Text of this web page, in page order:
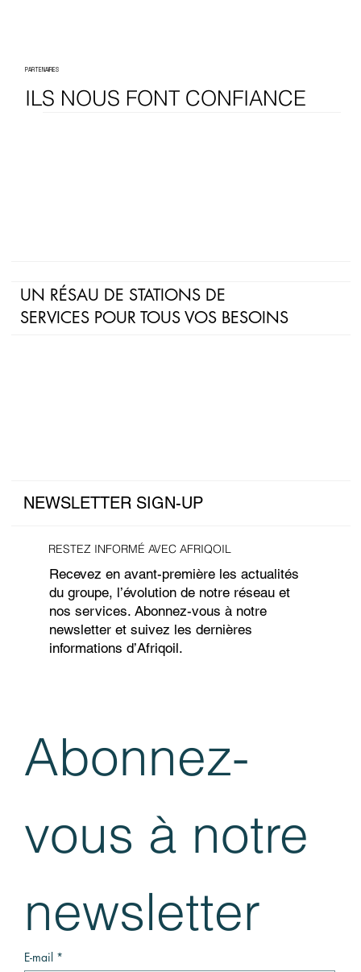
PARTENAIRES
ILS NOUS FONT CONFIANCE
UN RÉSAU DE STATIONS DE
SERVICES POUR TOUS VOS BESOINS
NEWSLETTER SIGN-UP
RESTEZ INFORMÉ AVEC AFRIQOIL
Recevez en avant-première les actualités
du groupe, l’évolution de notre réseau et
nos services. Abonnez-vous à notre
newsletter et suivez les dernières
informations d’Afriqoil.
Abonnez-
vous à notre
newsletter
E-mail *